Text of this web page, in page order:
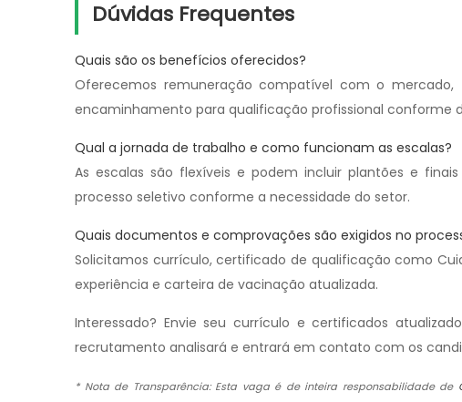
Dúvidas Frequentes
Quais são os benefícios oferecidos?
Oferecemos remuneração compatível com o
encaminhamento para qualificação profissional conforme
Qual a jornada de trabalho e como funcionam as escalas?
As escalas são flexíveis e podem incluir plantões e
processo seletivo conforme a necessidade do setor.
Quais documentos e comprovações são exigidos no
Solicitamos currículo, certificado de qualificação como
experiência e carteira de vacinação atualizada.
Interessado? Envie seu currículo e certificados
recrutamento analisará e entrará em contato com os
* Nota de Transparência: Esta vaga é de inteira responsabilidade de